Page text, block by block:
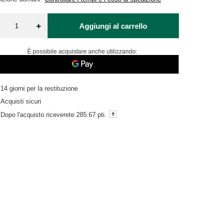
+ Aggiungi al carrello
È possibile acquistare anche utilizzando:
14 giorni per la restituzione
Acquisti sicuri
Dopo l'acquisto riceverete 285.67 pti.